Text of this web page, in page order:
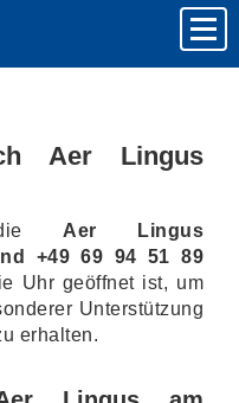
Aer Lingus
die Aer Lingus
+49 69 94 51 89
Uhr geöffnet ist, um
Unterstützung
erhalten.